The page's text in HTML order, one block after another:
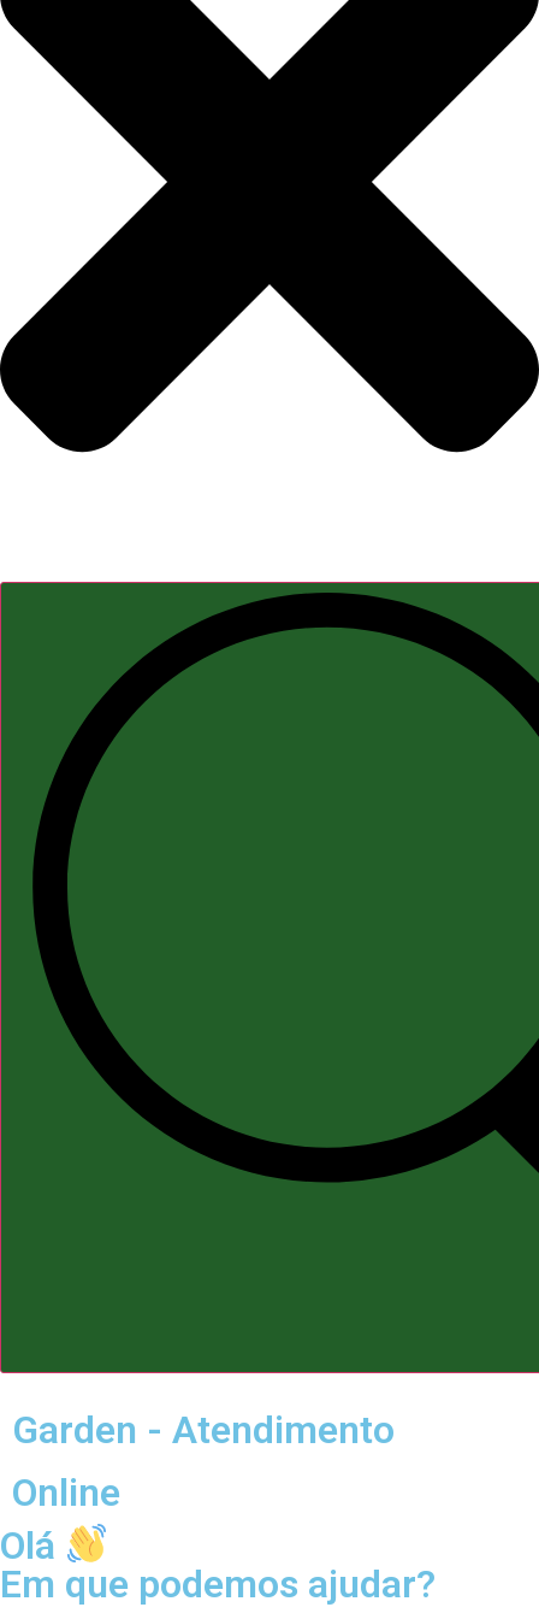
Garden - Atendimento
Online
Olá
Em que podemos ajudar?